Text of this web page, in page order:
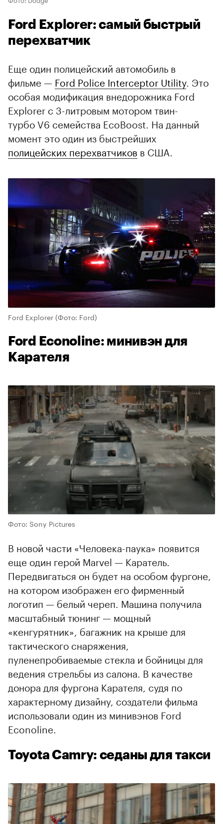
Ford Explorer: самый быстрый
перехватчик
Еще один полицейский автомобиль в
фильме — Ford Police Interceptor Utility. Это
особая модификация внедорожника Ford
Explorer с 3-литровым мотором твин-
турбо V6 семейства EcoBoost. На данный
момент это один из быстрейших
полицейских перехватчиков в США.
Ford Explorer(Фото: Ford)
Ford Econoline: минивэн для
Карателя
Фото: Sony Pictures
В новой части «Человека-паука» появится
еще один герой Marvel — Каратель.
Передвигаться он будет на особом фургоне,
на котором изображен его фирменный
логотип — белый череп. Машина получила
масштабный тюнинг — мощный
«кенгурятник», багажник на крыше для
тактического снаряжения,
пуленепробиваемые стекла и бойницы для
ведения стрельбы из салона. В качестве
донора для фургона Карателя, судя по
характерному дизайну, создатели фильма
использовали один из минивэнов Ford
Econoline.
Toyota Camry: седаны для такси